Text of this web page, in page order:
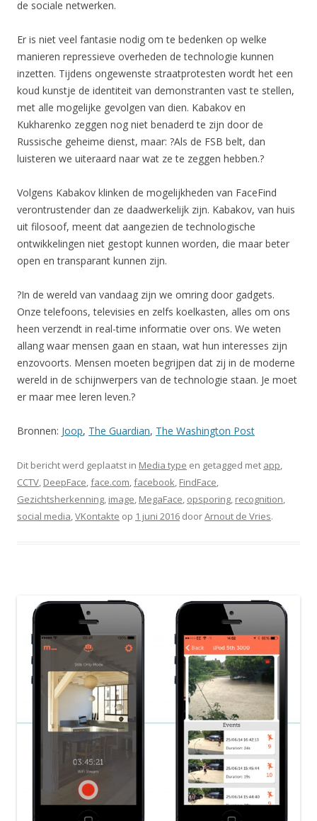
de sociale netwerken.
Er is niet veel fantasie nodig om te bedenken op welke
manieren repressieve overheden de technologie kunnen
inzetten. Tijdens ongewenste straatprotesten wordt het een
koud kunstje de identiteit van demonstranten vast te stellen,
met alle mogelijke gevolgen van dien. Kabakov en
Kukharenko zeggen nog niet benaderd te zijn door de
Russische geheime dienst, maar: ?Als de FSB belt, dan
luisteren we uiteraard naar wat ze te zeggen hebben.?
Volgens Kabakov klinken de mogelijkheden van FaceFind
verontrustender dan ze daadwerkelijk zijn. Kabakov, van huis
uit filosoof, meent dat aangezien de technologische
ontwikkelingen niet gestopt kunnen worden, die maar beter
open en transparant kunnen zijn.
?In de wereld van vandaag zijn we omring door gadgets.
Onze telefoons, televisies en zelfs koelkasten, alles om ons
heen verzendt in real-time informatie over ons. We weten
allang waar mensen gaan en staan, wat hun interesses zijn
enzovoorts. Mensen moeten begrijpen dat zij in de moderne
wereld in de schijnwerpers van de technologie staan. Je moet
er maar mee leren leven.?
Bronnen: Joop, The Guardian, The Washington Post
Dit bericht werd geplaatst in Media type en getagged met app,
CCTV, DeepFace,face.com,facebook, FindFace,
Gezichtsherkenning, image, MegaFace, opsporing, recognition,
social media,VKontakte op 1 juni 2016 doorArnout de Vries.